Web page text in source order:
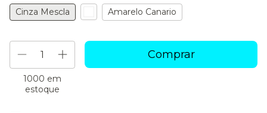
Cinza Mescla Amarelo Canario
1000 em
estoque